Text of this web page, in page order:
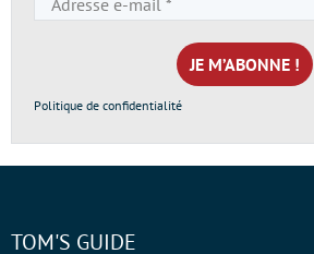
e-
mail
*
Politique de confidentialité
TOM'S GUIDE